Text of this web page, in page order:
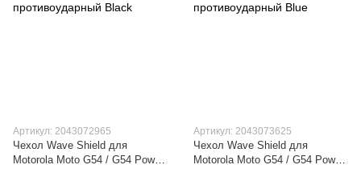
Артикул: 2043072965
Чехол Wave Shield для
Motorola Moto G54 / G54 Power
Артикул: 2043073625
Чехол Wave Shield для
Motorola Moto G54 / G54 Power